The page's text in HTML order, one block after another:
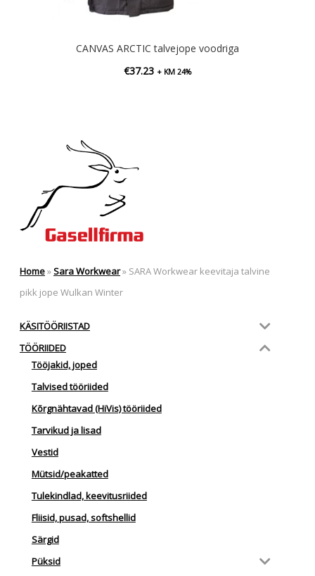
CANVAS ARCTIC talvejope voodriga
€37.23 + KM 24%
Home»Sara Workwear» SARA Workwear keevitaja talvine
pikk jope Wulkan Winter
KÄSITÖÖRIISTAD
TÖÖRIIDED
Tööjakid, joped
Talvised tööriided
Kõrgnähtavad (HiVis) tööriided
Tarvikud ja lisad
Vestid
Mütsid/peakatted
Tulekindlad, keevitusriided
Fliisid, pusad, softshellid
Särgid
Püksid